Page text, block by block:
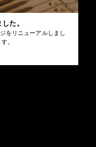
た。
をリニューアルしまし
。